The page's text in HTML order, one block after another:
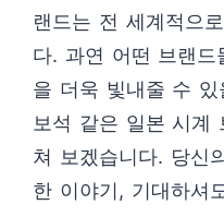
랜드는 전 세계적으
다. 과연 어떤 브랜
을 더욱 빛내줄 수 있
보석 같은 일본 시계
쳐 보겠습니다. 당신
한 이야기, 기대하셔